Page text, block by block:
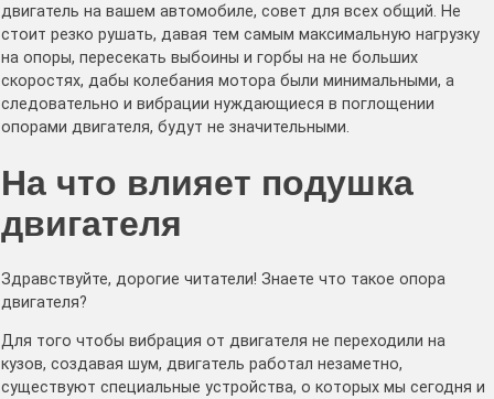
двигатель на вашем автомобиле, совет для всех общий. Не
стоит резко рушать, давая тем самым максимальную нагрузку
на опоры, пересекать выбоины и горбы на не больших
скоростях, дабы колебания мотора были минимальными, а
следовательно и вибрации нуждающиеся в поглощении
опорами двигателя, будут не значительными.
На что влияет подушка
двигателя
Здравствуйте, дорогие читатели! Знаете что такое опора
двигателя?
Для того чтобы вибрация от двигателя не переходили на
кузов, создавая шум, двигатель работал незаметно,
существуют специальные устройства, о которых мы сегодня и